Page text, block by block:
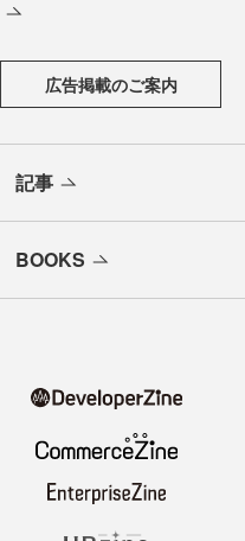
広告掲載のご案内
記事
BOOKS